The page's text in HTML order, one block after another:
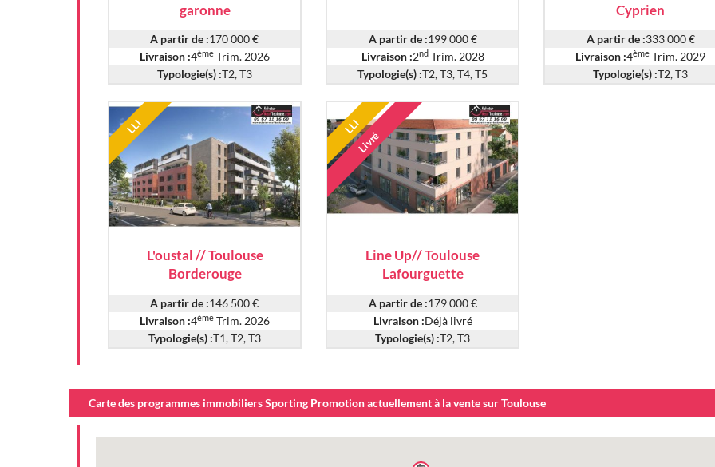
garonne
A partir de :170 000 €
Livraison :4ème Trim. 2026
Typologie(s) :T2, T3
A partir de :199 000 €
Livraison :2ndTrim. 2028
Typologie(s) :T2, T3, T4, T5
Cyprien
A partir de :333 000 €
Livraison :4ème Trim. 2029
Typologie(s) :T2, T3
LLI
L'oustal // Toulouse
Borderouge
A partir de :146 500 €
Livraison :4ème Trim. 2026
Typologie(s) :T1, T2, T3
LLI
Livré
Line Up// Toulouse
Lafourguette
A partir de :179 000 €
Livraison :Déjà livré
Typologie(s) :T2, T3
Carte des programmes immobiliers Sporting Promotion actuellement à la vente sur Toulouse